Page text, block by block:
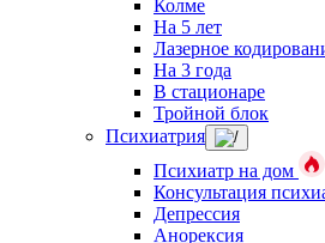
Колме
На 5 лет
Лазерное
На 3 года
В стационаре
Тройной блок
Психиатрия
Психиатр на дом
Консультация
Депрессия
Анорексия